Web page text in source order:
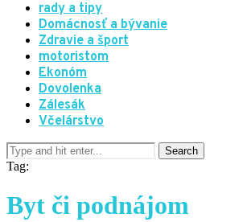
rady a tipy
Domácnosť a bývanie
Zdravie a šport
motoristom
Ekonóm
Dovolenka
Zálesák
Včelárstvo
Tag:
Byt či podnájom